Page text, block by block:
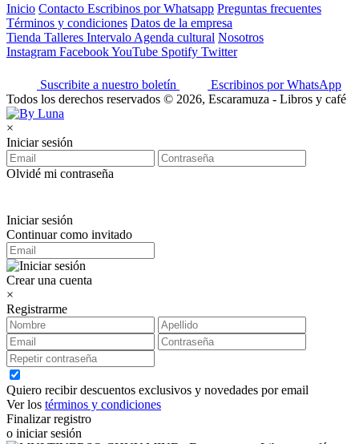
Inicio Contacto Escribinos por Whatsapp Preguntas frecuentes
Términos y condiciones Datos de la empresa
Tienda Talleres Intervalo Agenda cultural Nosotros
Instagram FacebookYouTube Spotify Twitter
Suscribite a nuestro boletín
Escribinos por WhatsApp
Todos los derechos reservados © 2026, Escaramuza - Libros y café
×
Iniciar sesión
Olvidé mi contraseña
Iniciar sesión
Continuar como invitado
Crear una cuenta
×
Registrarme
Quiero recibir descuentos exclusivos y novedades por email
Ver los términos y condiciones
Finalizar registro
o iniciar sesión